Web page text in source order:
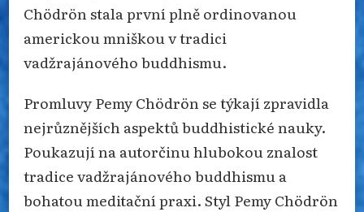
Chödrön stala první plně ordinovanou
americkou mniškou v tradici
vadžrajánového buddhismu.
Promluvy Pemy Chödrön se týkají zpravidla
nejrůznějších aspektů buddhistické nauky.
Poukazují na autorčinu hlubokou znalost
tradice vadžrajánového buddhismu a
bohatou meditační praxi. Styl Pemy Chödrön